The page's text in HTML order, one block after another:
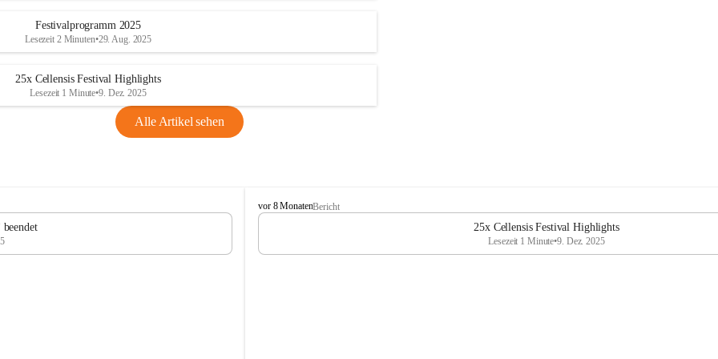
Festivalprogramm 2025
Lesezeit 2 Minuten•29. Aug. 2025
25x Cellensis Festival Highlights
Lesezeit 1 Minute•9. Dez. 2025
Alle Artikel sehen
C
e
l
vor 8 MonatenBericht
25x Cellensis Festival Highlights
Lesezeit 1 Minute•9. Dez. 2025